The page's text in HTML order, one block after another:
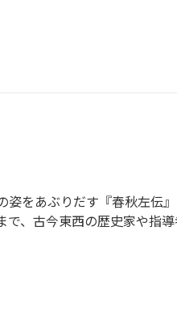
をあぶりだす『春秋左伝
、古今東西の歴史家や指
プの世界史」